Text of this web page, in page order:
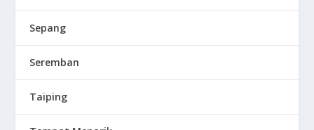
Sepang
Seremban
Taiping